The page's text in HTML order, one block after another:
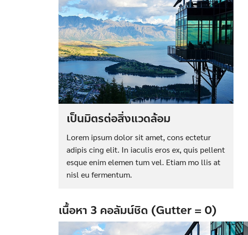
เป็นมิตรต่อสิ่งแวดล้อม
Lorem ipsum dolor sit amet, cons ectetur
adipis cing elit. In iaculis eros ex, quis pellent
esque enim elemen tum vel. Etiam mo llis at
nisl eu fermentum.
เนื้อหา 3 คอลัมน์ชิด (Gutter = 0)